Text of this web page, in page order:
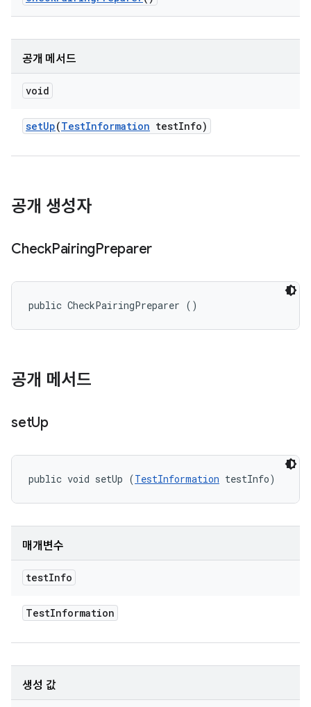
공개 메서드
void
setUp(TestInformation testInfo)
공개 생성자
CheckPairingPreparer
public CheckPairingPreparer ()
공개 메서드
setUp
public void setUp (TestInformation testInfo)
매개변수
testInfo
TestInformation
생성 값